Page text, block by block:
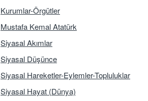
Kurumlar-Örgütler
Mustafa Kemal Atatürk
Siyasal Akımlar
Siyasal Düşünce
Siyasal Hareketler-Eylemler-Topluluklar
Siyasal Hayat (Dünya)